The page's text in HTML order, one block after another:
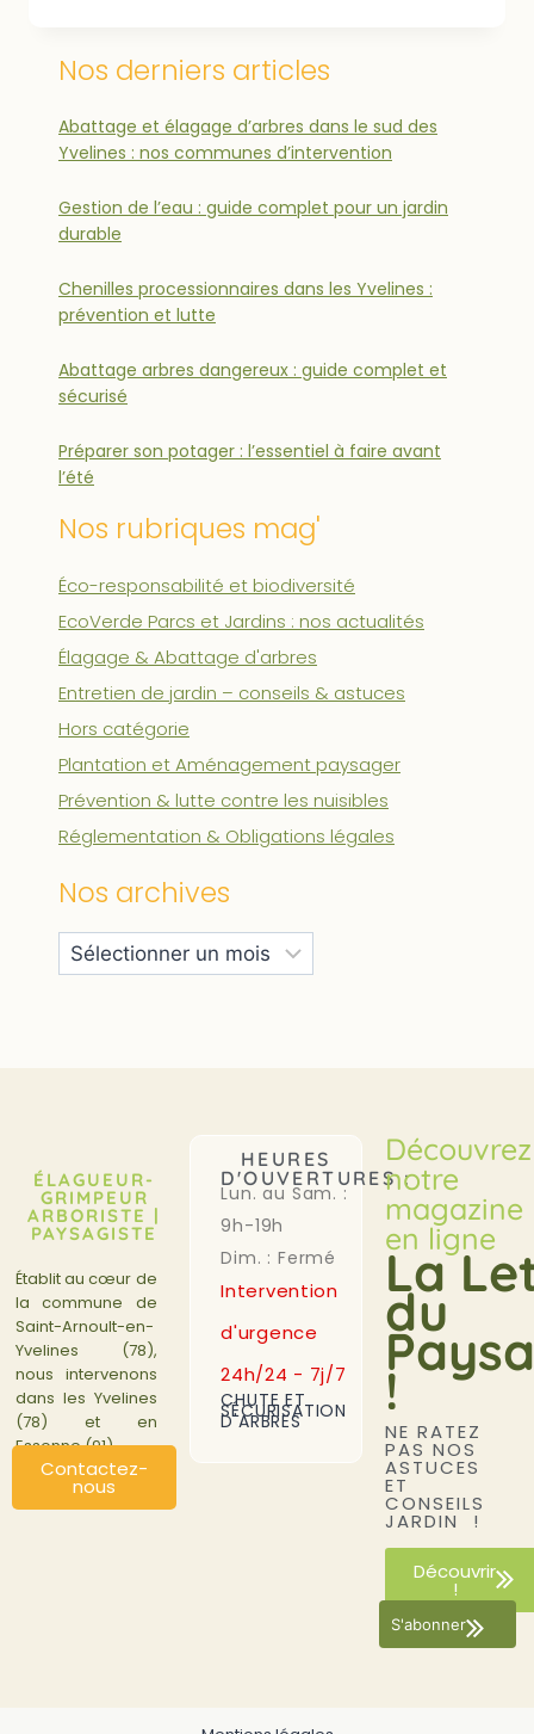
Nos derniers articles
Abattage et élagage d’arbres dans le sud des
Yvelines : nos communes d’intervention
Gestion de l’eau : guide complet pour un jardin
durable
Chenilles processionnaires dans les Yvelines :
prévention et lutte
Abattage arbres dangereux : guide complet et
sécurisé
Préparer son potager : l’essentiel à faire avant
l’été
Nos rubriques mag'
Éco-responsabilité et biodiversité
EcoVerde Parcs et Jardins : nos actualités
Élagage & Abattage d'arbres
Entretien de jardin – conseils & astuces
Hors catégorie
Plantation et Aménagement paysager
Prévention & lutte contre les nuisibles
Réglementation & Obligations légales
Nos archives
ÉLAGUEUR-
GRIMPEUR
ARBORISTE |
PAYSAGISTE
Établit au cœur de
la commune de
Saint-Arnoult-en-
Yvelines (78),
nous intervenons
dans les Yvelines
(78) et en
Essonne (91).
Contactez-
nous
HEURES
D'OUVERTURES :
Lun. au Sam. :
9h-19h
Dim. : Fermé
Intervention
d'urgence
24h/24 - 7j/7
CHUTE ET
SÉCURISATION
D'ARBRES
Découvrez
notre
magazine
en ligne
La
du
!
NE RATEZ
PAS NOS
ASTUCES
ET
CONSEILS
JARDIN !
Découvrir
!
S'abonner